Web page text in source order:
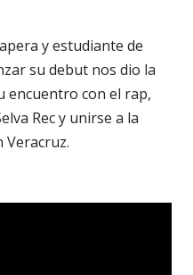
y estudiante de
su debut nos dio la
encuentro con el rap,
Rec y unirse a la
Veracruz.